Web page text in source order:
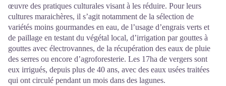
œuvre des pratiques culturales visant à les réduire. Pour leurs
cultures maraichères, il s’agit notamment de la sélection de
variétés moins gourmandes en eau, de l’usage d’engrais verts et
de paillage en testant du végétal local, d’irrigation par gouttes à
gouttes avec électrovannes, de la récupération des eaux de pluie
des serres ou encore d’agroforesterie. Les 17ha de vergers sont
eux irrigués, depuis plus de 40 ans, avec des eaux usées traitées
qui ont circulé pendant un mois dans des lagunes.